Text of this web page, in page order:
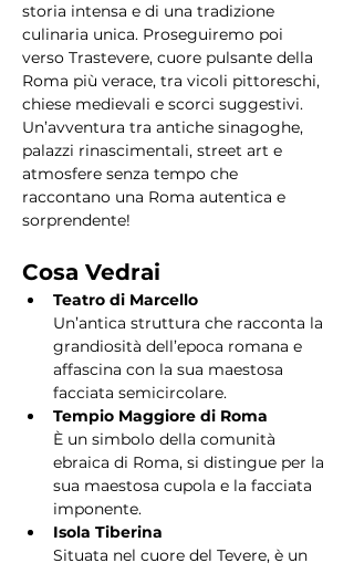
storia intensa e di una tradizione
culinaria unica. Proseguiremo poi
verso Trastevere, cuore pulsante della
Roma più verace, tra vicoli pittoreschi,
chiese medievali e scorci suggestivi.
Un’avventura tra antiche sinagoghe,
palazzi rinascimentali, street art e
atmosfere senza tempo che
raccontano una Roma autentica e
sorprendente!
Cosa Vedrai
Teatro di Marcello
Un’antica struttura che racconta la
grandiosità dell’epoca romana e
affascina con la sua maestosa
facciata semicircolare.
Tempio Maggiore di Roma
È un simbolo della comunità
ebraica di Roma, si distingue per la
sua maestosa cupola e la facciata
imponente.
Isola Tiberina
Situata nel cuore del Tevere, è un